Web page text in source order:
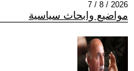
2026 / 8 / 7
مواضيع وابحاث سياسية